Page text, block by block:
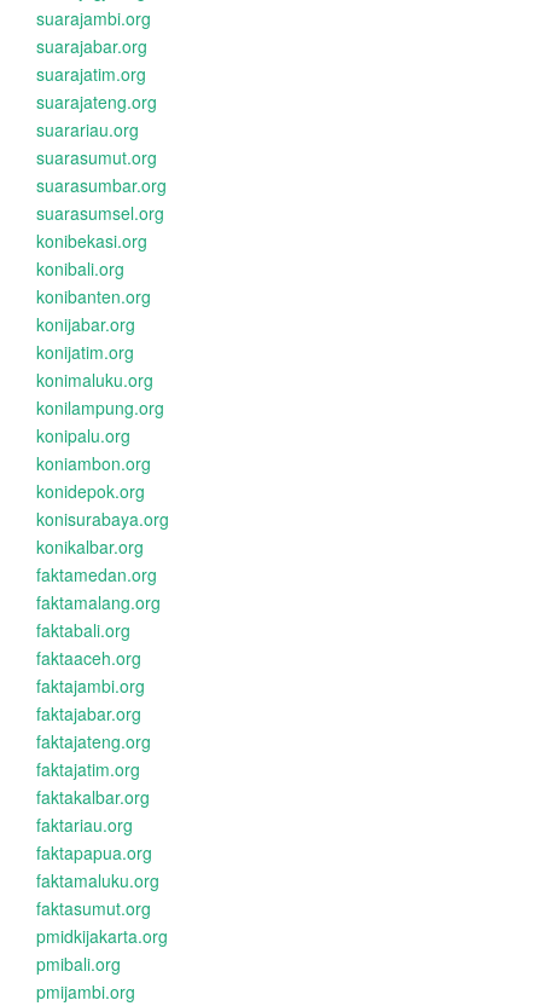
suarajambi.org
suarajabar.org
suarajatim.org
suarajateng.org
suarariau.org
suarasumut.org
suarasumbar.org
suarasumsel.org
konibekasi.org
konibali.org
konibanten.org
konijabar.org
konijatim.org
konimaluku.org
konilampung.org
konipalu.org
koniambon.org
konidepok.org
konisurabaya.org
konikalbar.org
faktamedan.org
faktamalang.org
faktabali.org
faktaaceh.org
faktajambi.org
faktajabar.org
faktajateng.org
faktajatim.org
faktakalbar.org
faktariau.org
faktapapua.org
faktamaluku.org
faktasumut.org
pmidkijakarta.org
pmibali.org
pmijambi.org